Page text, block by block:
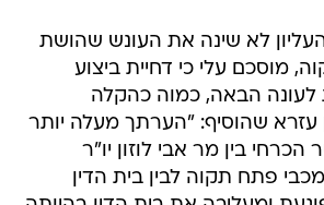
לא שינה את העונש שהושת
מוסכם עלי כי דחיית ביצוע
הבאה, כמוה כהקלה
עזרא שהוסיף: "הערתך מעלה יותר
בין מר אבי לוזון יו"ר
פתח תקוה לבין בית הדין